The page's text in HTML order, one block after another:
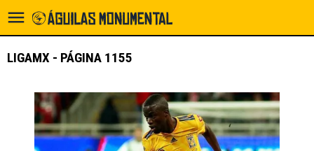
LIGAMX - PÁGINA 1155